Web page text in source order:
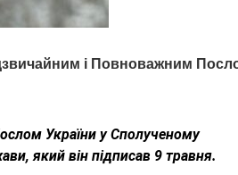
і Повноважним
України у Сполученому
який він підписав 9 травня.